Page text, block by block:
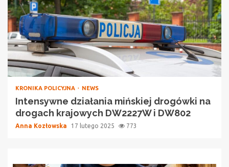
KRONIKA POLICYJNA NEWS
Intensywne działania mińskiej drogówki na
drogach krajowych DW2227W i DW802
Anna Kozłowska 17 lutego 2025 773